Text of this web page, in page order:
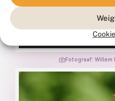
APAMEA REMISSA
Fotograaf: Willem